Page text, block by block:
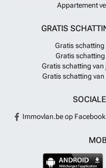
Appartement
GRATIS
Gratis schatting
Gratis
Gratis schatting
Gratis schatting
Immovlan.be op Facebook